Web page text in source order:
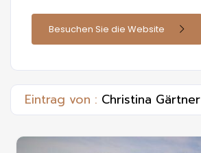
Besuchen Sie die Website
Eintrag von : Christina Gärtner